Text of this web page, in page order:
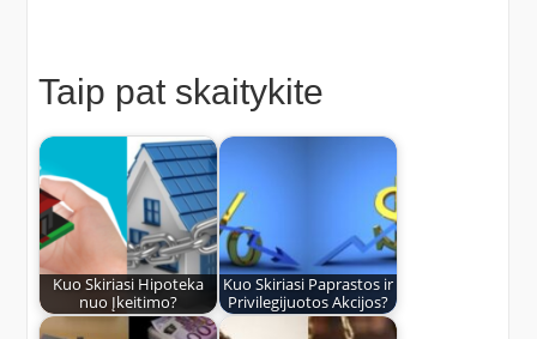
Taip pat skaitykite
Kuo Skiriasi Hipoteka
nuo Įkeitimo?
Kuo Skiriasi Paprastos ir
Privilegijuotos Akcijos?